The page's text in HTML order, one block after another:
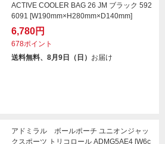
ACTIVE COOLER BAG 26 JM ブラック 592
6091 [W190mm×H280mm×D140mm]
6,780円
678ポイント
送料無料、8月9日（日） お届け
アドミラル ボールポーチ ユニオンジャッ
クスポーツ トリコロール ADMG5AE4 [W6c